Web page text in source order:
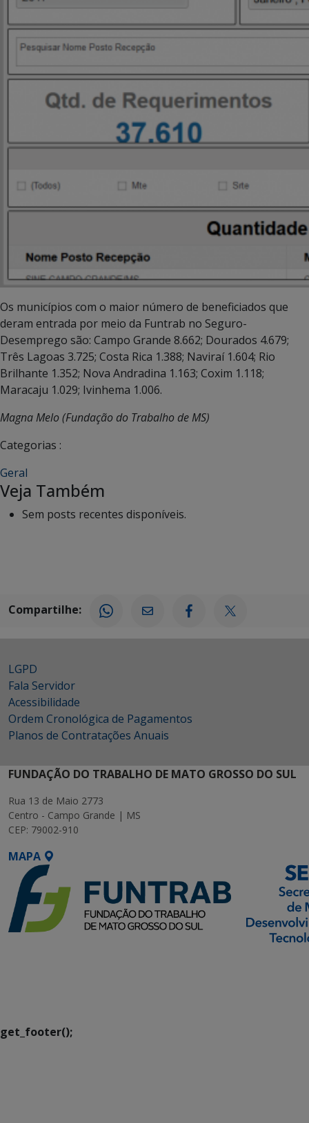
Os municípios com o maior número de beneficiados que
deram entrada por meio da Funtrab no Seguro-
Desemprego são: Campo Grande 8.662; Dourados 4.679;
Três Lagoas 3.725; Costa Rica 1.388; Naviraí 1.604; Rio
Brilhante 1.352; Nova Andradina 1.163; Coxim 1.118;
Maracaju 1.029; Ivinhema 1.006.
Magna Melo (Fundação do Trabalho de MS)
Categorias :
Geral
Veja Também
Sem posts recentes disponíveis.
Compartilhe:
LGPD
Fala Servidor
Acessibilidade
Ordem Cronológica de Pagamentos
Planos de Contratações Anuais
FUNDAÇÃO DO TRABALHO DE MATO GROSSO DO SUL
Rua 13 de Maio 2773
Centro - Campo Grande | MS
CEP: 79002-910
MAPA
get_footer();